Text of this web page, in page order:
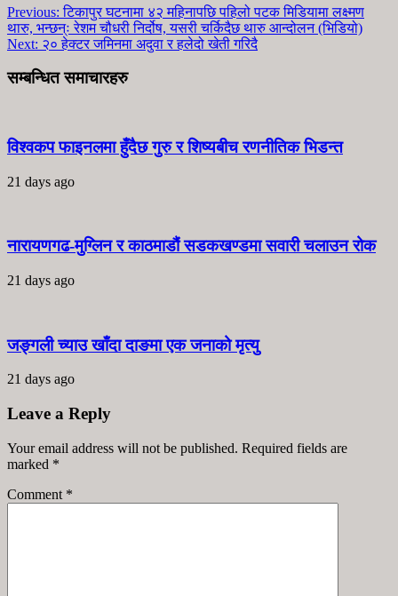
Previous: टिकापुर घटनामा ४२ महिनापछि पहिलो पटक मिडियामा लक्ष्मण
थारु, भन्छन्ः रेशम चौधरी निर्दोष, यसरी चर्किदैछ थारु आन्दोलन (भिडियो)
Next: २० हेक्टर जमिनमा अदुवा र हलेदो खेती गरिदै
सम्बन्धित समाचारहरु
विश्वकप फाइनलमा हुँदैछ गुरु र शिष्यबीच रणनीतिक भिडन्त
21 days ago
नारायणगढ-मुग्लिन र काठमाडौं सडकखण्डमा सवारी चलाउन रोक
21 days ago
जङ्गली च्याउ खाँदा दाङमा एक जनाको मृत्यु
21 days ago
Leave a Reply
Your email address will not be published. Required fields are
marked *
Comment *